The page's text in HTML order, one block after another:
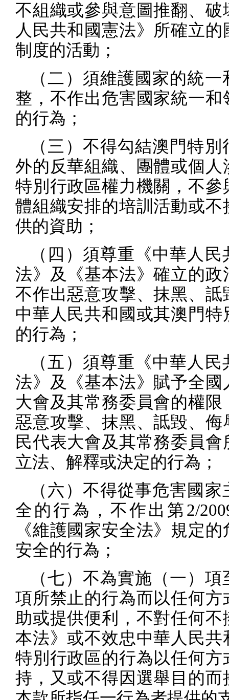
不組織或參與意圖推翻、破
人民共和國憲法》所確立的
制度的活動；
（二）須維護國家的統
整，不作出危害國家統一和
的行為；
（三）不得勾結澳門特
外的反華組織、團體或個人
特別行政區權力機關，不參
體組織安排的培訓活動或不
供的資助；
（四）須尊重《中華人
法》及《基本法》確立的政
不作出惡意攻擊、抹黑、詆
中華人民共和國或其澳門特
的行為；
（五）須尊重《中華人
法》及《基本法》賦予全國
大會及其常務委員會的權限
惡意攻擊、抹黑、詆毀、侮
民代表大會及其常務委員會
立法、解釋或決定的行為；
（六）不得從事危害國
全的行為，不作出第2/
《維護國家安全法》規定
安全的行為；
（七）不為實施（一）
項所禁止的行為而以任何方
助或提供便利，不對任何不
本法》或不效忠中華人民共
特別行政區的行為以任何方
持，又或不得因選舉目的而